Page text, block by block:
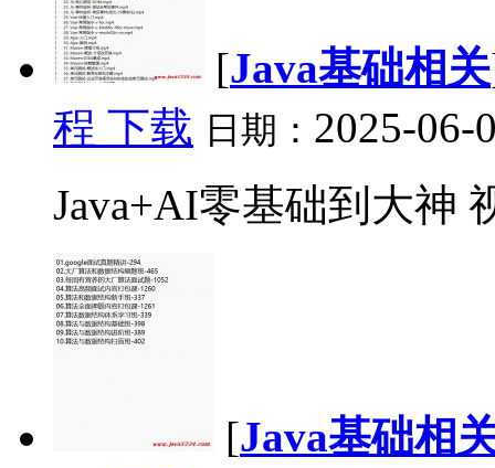
[Java基础相关
程 下载 日期： 2025-06-
Java+AI零基础到大神
[Java基础相